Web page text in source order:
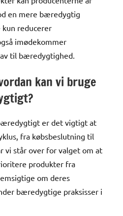
en mere bæredygtig
reducerer
imødekommer
til bæredygtighed.
kan vi bruge
er det vigtigt at
fra købsbeslutning til
vi står over for valget om at
produkter fra
om deres
bæredygtige praksisser i